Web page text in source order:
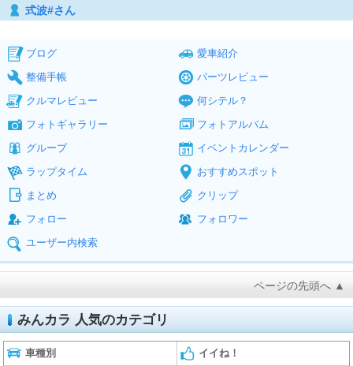
式波#さん
ブログ
愛車紹介
整備手帳
パーツレビュー
クルマレビュー
何シテル？
フォトギャラリー
フォトアルバム
グループ
イベントカレンダー
ラップタイム
おすすめスポット
まとめ
クリップ
フォロー
フォロワー
ユーザー内検索
ページの先頭へ ▲
みんカラ 人気のカテゴリ
車種別 イイね！